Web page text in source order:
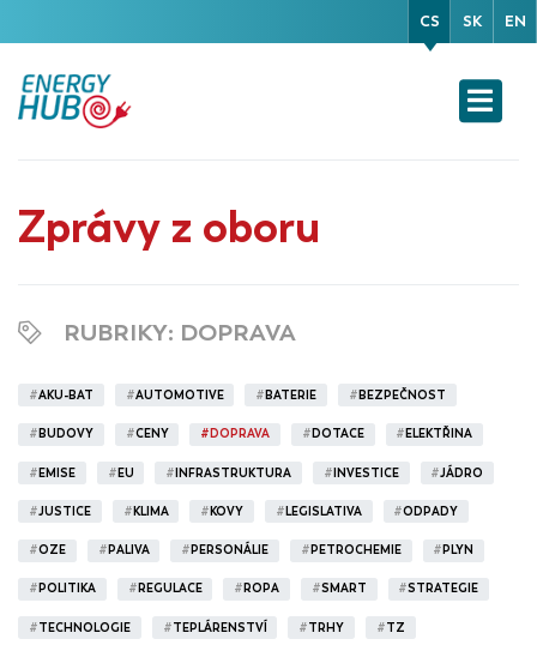
CS SK EN
Zprávy z oboru
RUBRIKY: DOPRAVA
#AKU-BAT #AUTOMOTIVE # BATERIE # BEZPEČNOST
# BUDOVY #CENY # DOPRAVA # DOTACE # ELEKTŘINA
# EMISE # EU # INFRASTRUKTURA # INVESTICE #JÁDRO
#JUSTICE # KLIMA # KOVY # LEGISLATIVA #ODPADY
#OZE # PALIVA # PERSONÁLIE # PETROCHEMIE # PLYN
#POLITIKA #REGULACE #ROPA #SMART #STRATEGIE
#TECHNOLOGIE #TEPLÁRENSTVÍ #TRHY #TZ